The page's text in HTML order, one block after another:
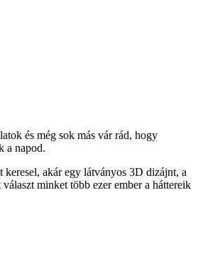
és még sok más vár rád, hogy
a napod.
akár egy látványos 3D dizájnt, a
minket több ezer ember a háttereik